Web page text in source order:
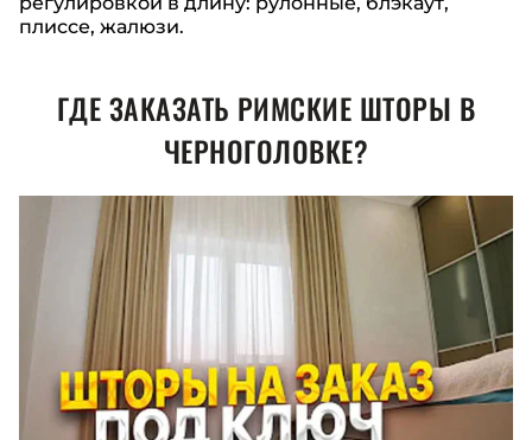
плиссе, жалюзи.
ГДЕ ЗАКАЗАТЬ РИМСКИЕ ШТОРЫ В
ЧЕРНОГОЛОВКЕ?